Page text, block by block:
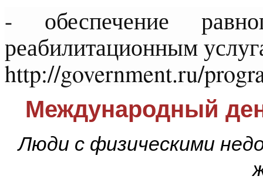
- обеспечение
реабилитационным
http://government.ru/
Международный
Люди с физическими